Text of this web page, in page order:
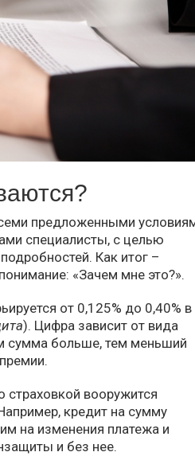
предложенными
специалисты, с целью
Как итог –
«Зачем мне это?».
от 0,125% до 0,40% в
). Цифра зависит от вида
сумма больше, тем меньший
страховкой вооружится
кредит на сумму
на изменения платежа и
и без нее.